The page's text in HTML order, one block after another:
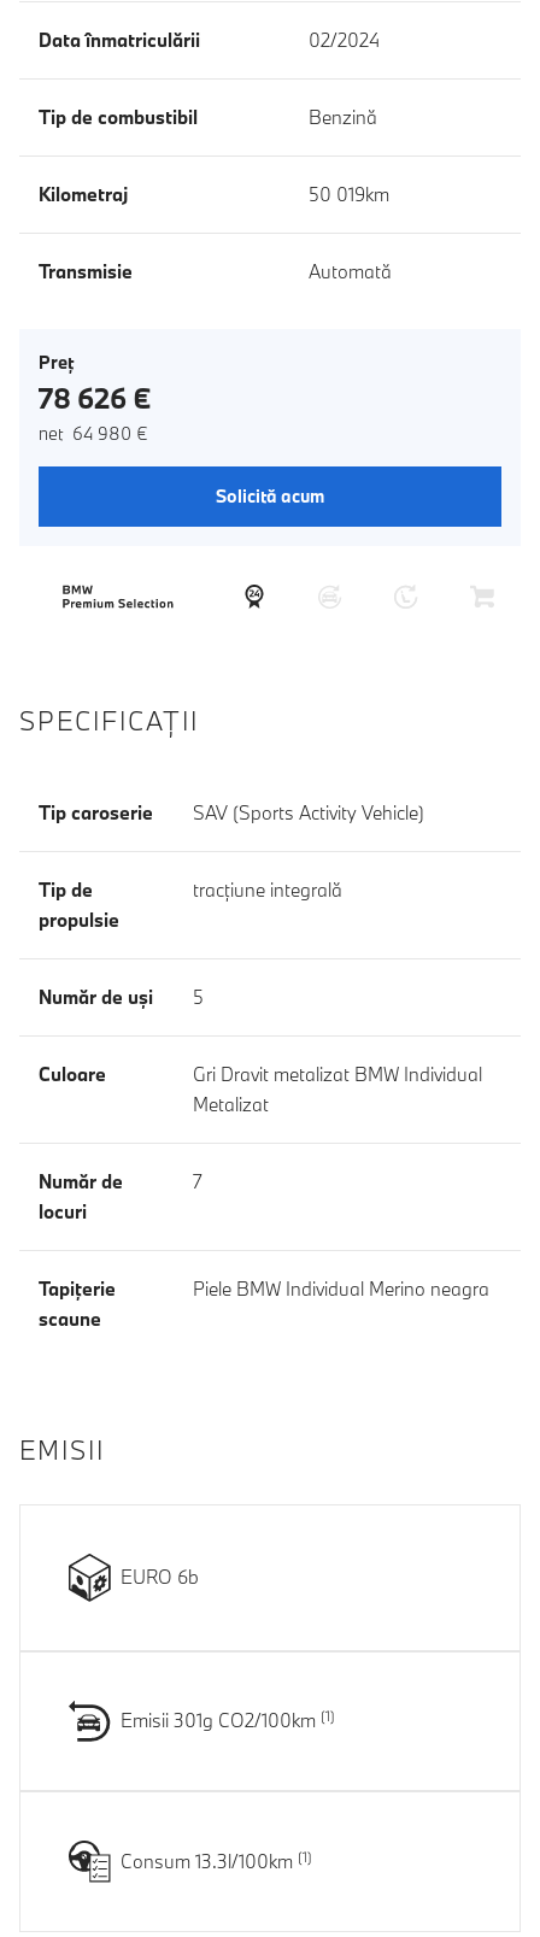
Data înmatriculării 02/2024
Tip de combustibil Benzină
Kilometraj 50 019km
Transmisie Automată
Preţ
78 626 €
net 64 980 €
Solicită acum
SPECIFICAŢII
Tip caroserie SAV (Sports Activity Vehicle)
Tip de
propulsie
tracţiune integrală
Număr de uşi 5
Culoare
Gri Dravit metalizat BMW Individual
Metalizat
Număr de
locuri
7
Tapiţerie
scaune
Piele BMW Individual Merino neagra
EMISII
EURO 6b
Emisii 301g CO2/100km
Consum 13.3l/100km